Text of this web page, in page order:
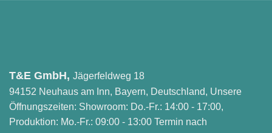
T&E GmbH, Jägerfeldweg 18
94152 Neuhaus am Inn, Bayern, Deutschland, Unsere
Öffnungszeiten: Showroom: Do.-Fr.: 14:00 - 17:00,
Produktion: Mo.-Fr.: 09:00 - 13:00 Termin nach